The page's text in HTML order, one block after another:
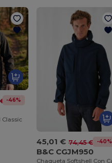
-46%
45,01 € 74,45 € -40%
B&C CGJM950